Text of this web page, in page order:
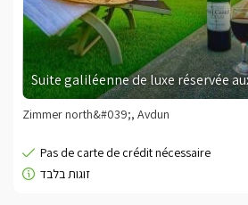
Suite galiléenne de luxe réservée
Zimmer north&#039;, Avdun